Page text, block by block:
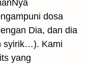
dosa
Dia, dan dia
syirik…). Kami
yang